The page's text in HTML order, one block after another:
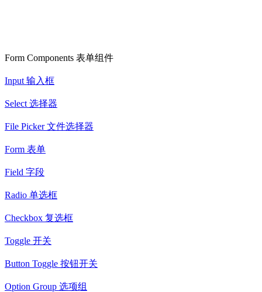
Form Components 表单组件
Input 输入框
Select 选择器
File Picker 文件选择器
Form 表单
Field 字段
Radio 单选框
Checkbox 复选框
Toggle 开关
Button Toggle 按钮开关
Option Group 选项组